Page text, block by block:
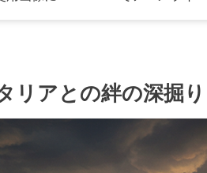
リアとの絆の深掘り